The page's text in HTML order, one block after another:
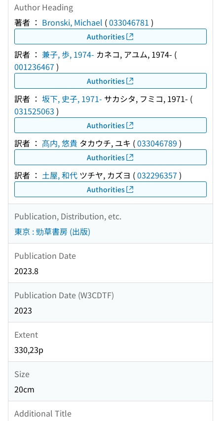
Author Heading
著者 ： Bronski, Michael (033046781 )
Authorities
訳者 ： 兼子, 歩, 1974- カネコ, アユム, 1974- (
001236467 )
Authorities
訳者 ： 坂下, 史子, 1971- サカシタ, フミコ, 1971- (
031525063 )
Authorities
訳者 ： 髙内, 悠貴 タカウチ, ユキ (033046789 )
Authorities
訳者 ： 土屋, 和代 ツチヤ, カズヨ (032296357 )
Authorities
Publication, Distribution, etc.
東京 : 勁草書房 (出版)
Publication Date
2023.8
Publication Date (W3CDTF)
2023
Extent
330,23p
Size
20cm
Additional Title